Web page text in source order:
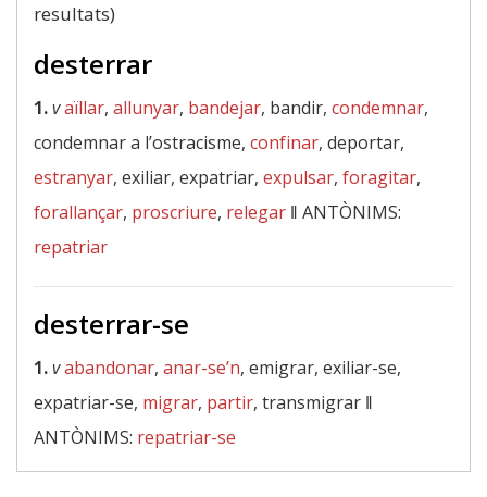
resultats)
desterrar
1.vaïllar, allunyar, bandejar, bandir, condemnar,
condemnar a l’ostracisme, confinar, deportar,
estranyar, exiliar, expatriar, expulsar, foragitar,
forallançar, proscriure, relegar ‖ ANTÒNIMS:
repatriar
desterrar-se
1.vabandonar, anar-se’n, emigrar, exiliar-se,
expatriar-se, migrar, partir, transmigrar ‖
ANTÒNIMS: repatriar-se